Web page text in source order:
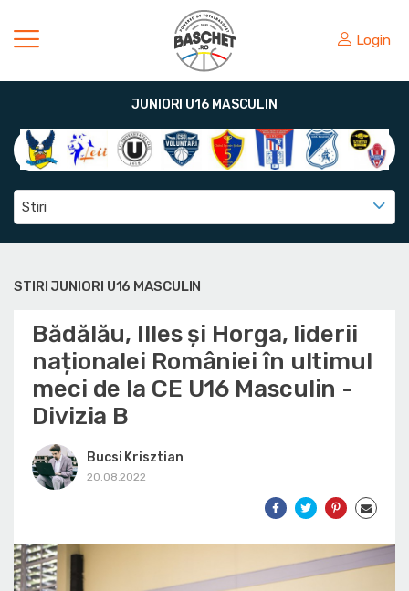
Login
JUNIORI U16 MASCULIN
Stiri
STIRI JUNIORI U16 MASCULIN
Bădălău, Illes și Horga, liderii
naționalei României în ultimul
meci de la CE U16 Masculin -
Divizia B
Bucsi Krisztian
20.08.2022